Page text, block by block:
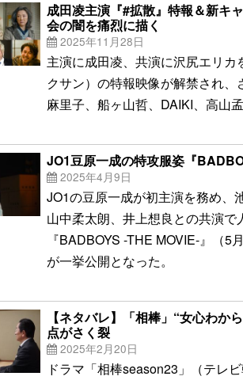
成田凌主演『#拡散』特報＆新キ
会の闇を痛烈に描く
2025年11月28日
主演に成田凌、共演に沢尻エリ
クサン）の特報映像が解禁され
麻里子、船ヶ山哲、DAIKI、高山
JO1豆原一成の特攻服姿『
2025年4月9日
JO1の豆原一成が初主演を務め、
山中柔太朗、井上想良との共演
『BADBOYS -THE MOVIE-』（
が一挙公開となった。
【ネタバレ】「相棒」“女心わ
点がさく裂
2025年2月20日
ドラマ「相棒season23」（テレ